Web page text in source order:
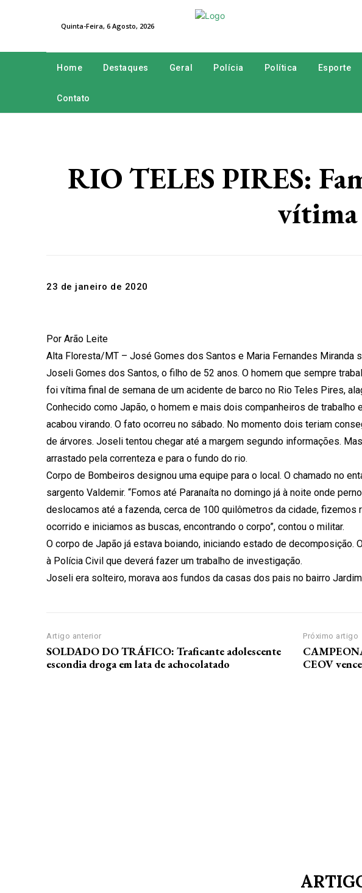
Quinta-Feira, 6 Agosto, 2026
Home Destaques Geral Polícia Política Esporte
Contato
RIO TELES PIRES:
vítima
23 de janeiro de 2020
Por Arão Leite
Alta Floresta/MT – José Gomes dos Santos e Maria Fernandes Miranda
Joseli Gomes dos Santos, o filho de 52 anos. O homem que sempre
foi vítima final de semana de um acidente de barco no Rio Teles Pires,
Conhecido como Japão, o homem e mais dois companheiros de trabalho
acabou virando. O fato ocorreu no sábado. No momento dois teriam
de árvores. Joseli tentou chegar até a margem segundo informações.
arrastado pela correnteza e para o fundo do rio.
Corpo de Bombeiros designou uma equipe para o local. O chamado no
sargento Valdemir. “Fomos até Paranaíta no domingo já à noite onde
deslocamos até a fazenda, cerca de 100 quilômetros da cidade, fizemos
ocorrido e iniciamos as buscas, encontrando o corpo”, contou o militar.
O corpo de Japão já estava boiando, iniciando estado de decomposição.
à Polícia Civil que deverá fazer um trabalho de investigação.
Joseli era solteiro, morava aos fundos da casas dos pais no bairro
Artigo anterior
SOLDADO DO TRÁFICO: Traficante adolescente
escondia droga em lata de achocolatado
Próximo artigo
CEOV